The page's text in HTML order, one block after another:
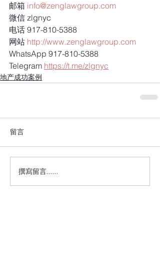
邮箱 info@zenglawgroup.com
微信 zlgnyc
电话 917-810-5388
网站 http://www.zenglawgroup.com
WhatsApp 917-810-5388
Telegram https://t.me/zlgnyc
地产成功案例
留言
撰寫留言......